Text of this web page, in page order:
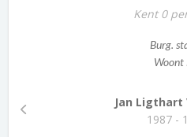
Kent 0
Burg.
Woont
Jan Ligthart
1987 -